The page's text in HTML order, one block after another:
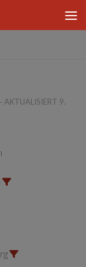
· AKTUALISIERT 9.